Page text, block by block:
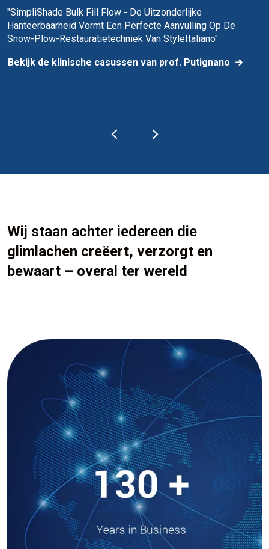
"SimpliShade Bulk Fill Flow - De Uitzonderlijke
Hanteerbaarheid Vormt Een Perfecte Aanvulling Op De
Snow-Plow-Restauratietechniek Van StyleItaliano"
Bekijk de klinische casussen van prof. Putignano
Wij staan achter iedereen die
glimlachen creëert, verzorgt en
bewaart – overal ter wereld